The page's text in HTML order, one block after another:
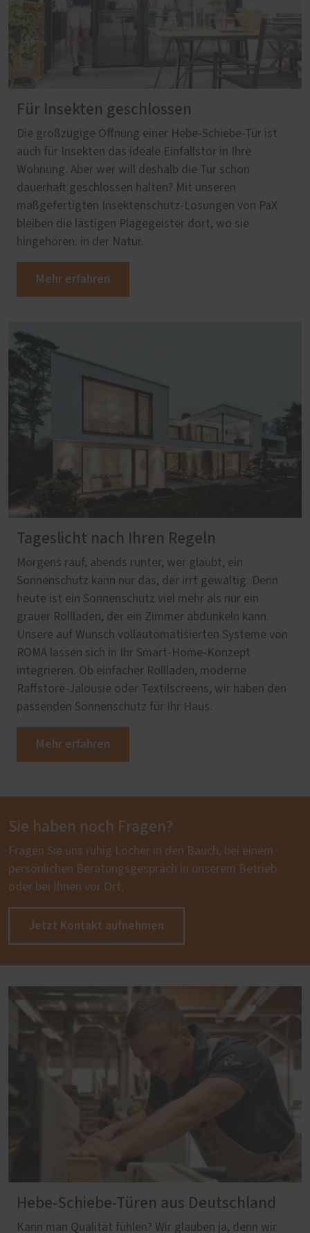
Für Insekten geschlossen
Die großzügige Öffnung einer Hebe-Schiebe-Tür ist
auch für Insekten das ideale Einfallstor in Ihre
Wohnung. Aber wer will deshalb die Tür schon
dauerhaft geschlossen halten? Mit unseren
maßgefertigten Insektenschutz-Lösungen von PaX
bleiben die lästigen Plagegeister dort, wo sie
hingehören: in der Natur.
Mehr erfahren
Tageslicht nach Ihren Regeln
Morgens rauf, abends runter, wer glaubt, ein
Sonnenschutz kann nur das, der irrt gewaltig. Denn
heute ist ein Sonnenschutz viel mehr als nur ein
grauer Rollladen, der ein Zimmer abdunkeln kann.
Unsere auf Wunsch vollautomatisierten Systeme von
ROMA lassen sich in Ihr Smart-Home-Konzept
integrieren. Ob einfacher Rollladen, moderne
Raffstore-Jalousie oder Textilscreens, wir haben den
passenden Sonnenschutz für Ihr Haus.
Mehr erfahren
Sie haben noch Fragen?
Fragen Sie uns ruhig Löcher in den Bauch, bei einem
persönlichen Beratungsgespräch in unserem Betrieb
oder bei Ihnen vor Ort.
Jetzt Kontakt aufnehmen
Hebe-Schiebe-Türen aus Deutschland
Kann man Qualität fühlen? Wir glauben ja, denn wir